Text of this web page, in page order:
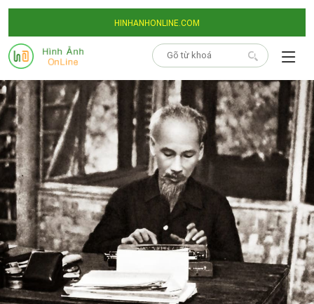
HINHANHONLINE.COM